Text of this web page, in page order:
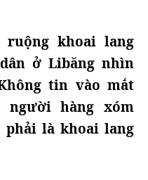
khoai lang
ở Libăng nhìn
tin vào mắt
hàng xóm
phải là khoai lang